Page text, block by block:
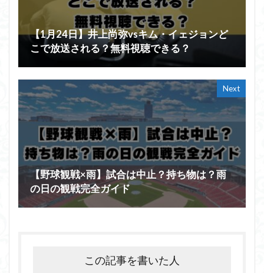
【1月24日】井上尚弥vsキム・イェジョンど
こで放送される？無料視聴できる？
Next
【野球観戦×雨】試合は中止？持ち物は？雨
の日の観戦完全ガイド
この記事を書いた人